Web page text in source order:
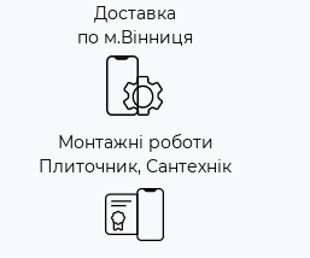
Доставка
по м.Вінниця
Монтажні роботи
Плиточник, Сантехнік